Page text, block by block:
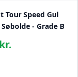
Tour Speed Gul
- Grade B